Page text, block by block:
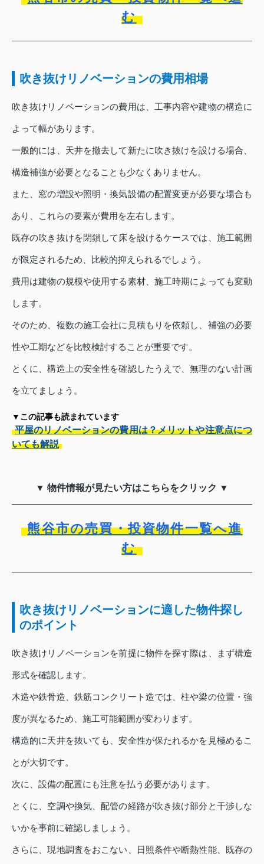
む
吹き抜けリノベーションの費用相場
吹き抜けリノベーションの費用は、工事内容や建物の構造に
よって幅があります。
一般的には、天井を撤去して新たに吹き抜けを設ける場合、
構造補強が必要となることも少なくありません。
また、窓の増設や照明・換気設備の配置変更が必要な場合も
あり、これらの要素が費用を左右します。
既存の吹き抜けを閉鎖して床を設けるケースでは、施工範囲
が限定されるため、比較的抑えられるでしょう。
費用は建物の規模や使用する素材、施工時期によっても変動
します。
そのため、複数の施工会社に見積もりを依頼し、補強の必要
性や工期などを比較検討することが重要です。
とくに、構造上の安全性を確認したうえで、無理のない計画
を立てましょう。
▼この記事も読まれています
平屋のリノベーションの費用は？メリットや注意点につ
いても解説
▼ 物件情報が見たい方はこちらをクリック ▼
熊谷市の売買・投資物件一覧へ進
む
吹き抜けリノベーションに適した物件探し
のポイント
吹き抜けリノベーションを前提に物件を探す際は、まず構造
形式を確認します。
木造や鉄骨造、鉄筋コンクリート造では、柱や梁の位置・強
度が異なるため、施工可能範囲が変わります。
構造的に天井を抜いても、安全性が保たれるかを見極めるこ
とが大切です。
次に、設備の配置にも注意を払う必要があります。
とくに、空調や換気、配管の経路が吹き抜け部分と干渉しな
いかを事前に確認しましょう。
さらに、現地調査をおこない、日照条件や断熱性能、既存の